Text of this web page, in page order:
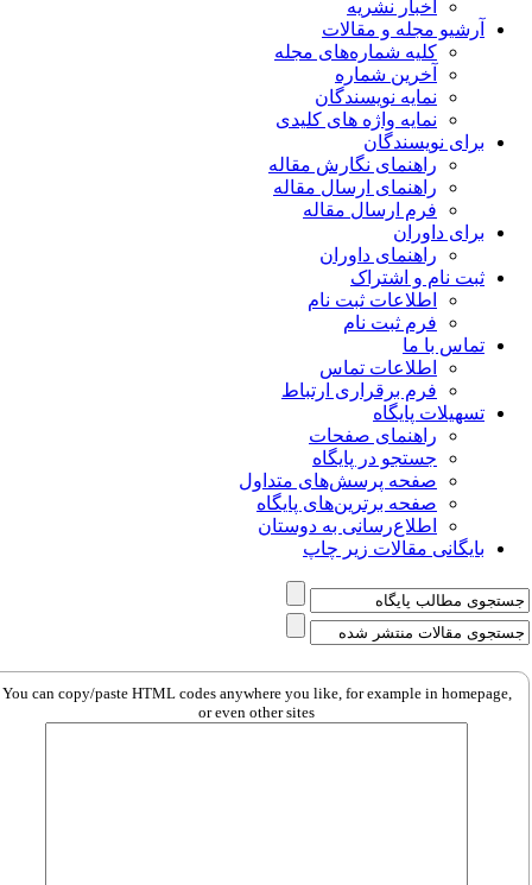
اخبار نشریه
آرشیو مجله و مقالات
کلیه شماره‌های مجله
آخرین شماره
نمایه نویسندگان
نمایه واژه های کلیدی
برای نویسندگان
راهنمای نگارش مقاله
راهنمای ارسال مقاله
فرم ارسال مقاله
برای داوران
راهنمای داوران
ثبت نام و اشتراک
اطلاعات ثبت نام
فرم ثبت نام
تماس با ما
اطلاعات تماس
فرم برقراری ارتباط
تسهیلات پایگاه
راهنمای صفحات
جستجو در پایگاه
صفحه پرسش‌های متداول
صفحه برترین‌های پایگاه
اطلاع‌رسانی به دوستان
بایگانی مقالات زیر چاپ
You can copy/paste HTML codes anywhere you like, for example in homepage,
or even other sites